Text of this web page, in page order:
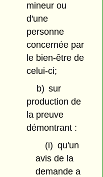
mineur ou
d'une
personne
concernée par
le bien-être de
celui-ci;
b) sur
production de
la preuve
démontrant :
(i) qu'un
avis de la
demande a